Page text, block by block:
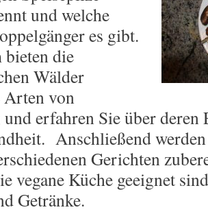
und welche
es gibt.
bieten die
Wälder
Arten von
erfahren Sie über deren
Anschließend
Gerichten
vegane Küche geeignet
Getränke.